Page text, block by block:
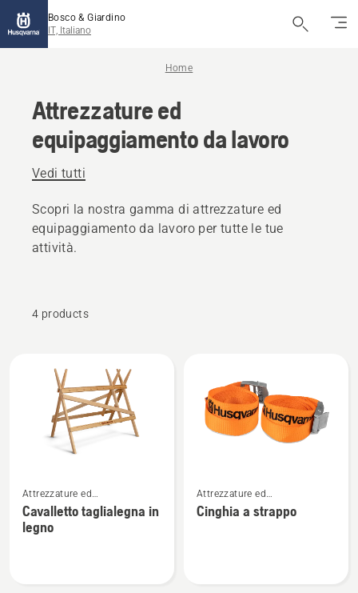
Bosco & Giardino
IT, Italiano
Home
Attrezzature ed
equipaggiamento da lavoro
Vedi tutti
Scopri la nostra gamma di attrezzature ed
equipaggiamento da lavoro per tutte le tue
attività.
4 products
prodotti
maggiori
dettagli
su
Attrezzature ed
equipaggiamento da lavoro
Cavalletto taglialegna in
legno
maggiori
dettagli
Attrezzature ed
equipaggiamento da lavoro
Cinghia a strappo